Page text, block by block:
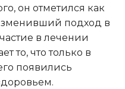
он отметился как
подход в
в лечении
то, что только в
появились